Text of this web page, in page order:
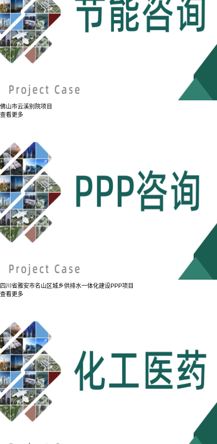
佛山市云溪别院项目
查看更多
四川省雅安市名山区城乡供排水一体化建设PPP项目
查看更多